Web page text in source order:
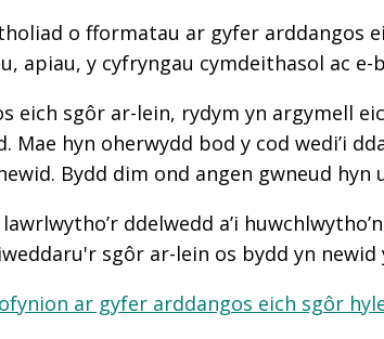
o fformatau ar gyfer arddangos
apiau, y cyfryngau cymdeithasol ac e-
eich sgôr ar-lein, rydym yn argymell
Mae hyn oherwydd bod y cod wedi’i
Bydd dim ond angen gwneud hyn
ddelwedd a’i
sgôr ar-lein os bydd yn newid
ar gyfer arddangos eich sgôr